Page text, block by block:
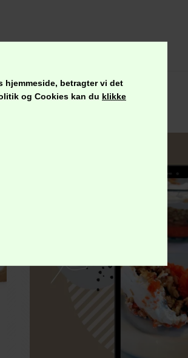
hjemmeside, betragter vi det
og Cookies kan du klikke